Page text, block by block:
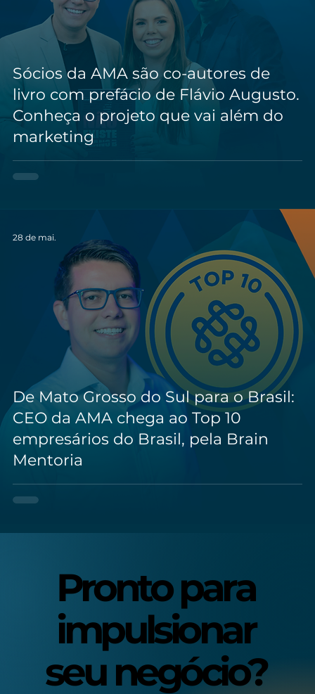
Sócios da AMA são co-autores de
livro com prefácio de Flávio Augusto.
Conheça o projeto que vai além do
marketing
De Mato Grosso do Sul para o Brasil:
CEO da AMA chega ao Top 10
empresários do Brasil, pela Brain
Mentoria
28 de mai.
Pronto para
impulsionar
seu negócio?
Pronto para
impulsionar
seu negócio?